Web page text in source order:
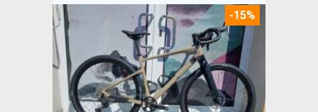
-15%